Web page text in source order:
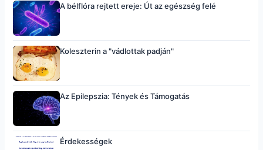
A bélflóra rejtett ereje: Út az egészség felé
Koleszterin a "vádlottak padján"
Az Epilepszia: Tények és Támogatás
Érdekességek